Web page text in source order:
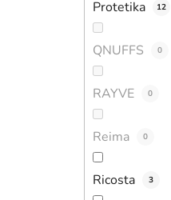
Protetika 12
QNUFFS 0
RAYVE 0
Reima 0
Ricosta 3